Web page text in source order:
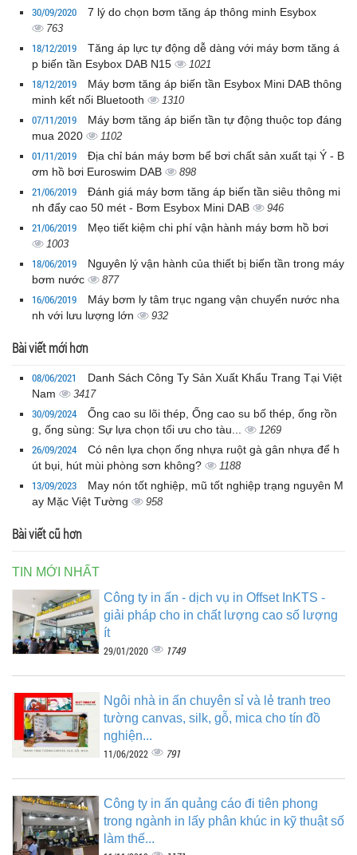
30/09/2020 7 lý do chọn bơm tăng áp thông minh Esybox
763
18/12/2019
Tăng áp lực tự động dễ dàng với máy bơm tăng á
p biến tần Esybox DAB N15
1021
18/12/2019
Máy bơm tăng áp biến tần Esybox Mini DAB thông
minh kết nối Bluetooth
1310
07/11/2019
Máy bơm tăng áp biến tần tự động thuộc top đáng
mua 2020
1102
01/11/2019
Địa chỉ bán máy bơm bể bơi chất sản xuất tại Ý - B
ơm hồ bơi Euroswim DAB
898
21/06/2019
Đánh giá máy bơm tăng áp biến tần siêu thông mi
nh đẩy cao 50 mét - Bơm Esybox Mini DAB
946
21/06/2019 Mẹo tiết kiệm chi phí vận hành máy bơm hồ bơi
1003
18/06/2019
Nguyên lý vận hành của thiết bị biến tần trong máy
bơm nước
877
16/06/2019
Máy bơm ly tâm trục ngang vận chuyển nước nha
nh với lưu lượng lớn
932
Bài viết mới hơn
08/06/2021
Danh Sách Công Ty Sản Xuất Khẩu Trang Tại Việt
Nam
3417
30/09/2024
Ống cao su lõi thép, Ống cao su bố thép, ống rồn
g, ống sùng: Sự lựa chọn tối ưu cho tàu...
1269
26/09/2024
Có nên lựa chọn ống nhựa ruột gà gân nhựa để h
út bụi, hút mùi phòng sơn không?
1188
13/09/2023
May nón tốt nghiệp, mũ tốt nghiệp trạng nguyên M
ay Mặc Việt Tường
958
Bài viết cũ hơn
TIN MỚI NHẤT
Công ty in ấn - dịch vụ in Offset InKTS -
giải pháp cho in chất lượng cao số lượng
ít
29/01/2020 1749
Ngôi nhà in ấn chuyên sỉ và lẻ tranh treo
tường canvas, silk, gỗ, mica cho tín đồ
nghiện...
11/06/2022 791
Công ty in ấn quảng cáo đi tiên phong
trong ngành in lấy phân khúc in kỹ thuật số
làm thế...